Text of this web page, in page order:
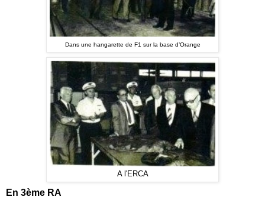
Dans une hangarette de F1 sur la base d’Orange
A l'ERCA
En 3ème RA